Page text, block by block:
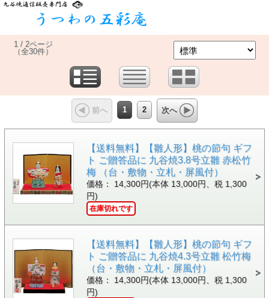
1 / 2ページ
（全30件）
前へ 1 2 次へ
【送料無料】【雛人形】桃の節句 ギフ
ト ご贈答品に 九谷焼3.8号立雛 赤松竹
梅 （台・敷物・立札・屏風付）
価格： 14,300円(本体 13,000円、税 1,300
円)
在庫切れです
【送料無料】【雛人形】桃の節句 ギフ
ト ご贈答品に 九谷焼4.3号立雛 松竹梅
（台・敷物・立札・屏風付）
価格： 14,300円(本体 13,000円、税 1,300
円)